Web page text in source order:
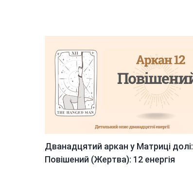
Дванадцятий аркан у Матриці долі:
Повішений (Жертва): 12 енергія